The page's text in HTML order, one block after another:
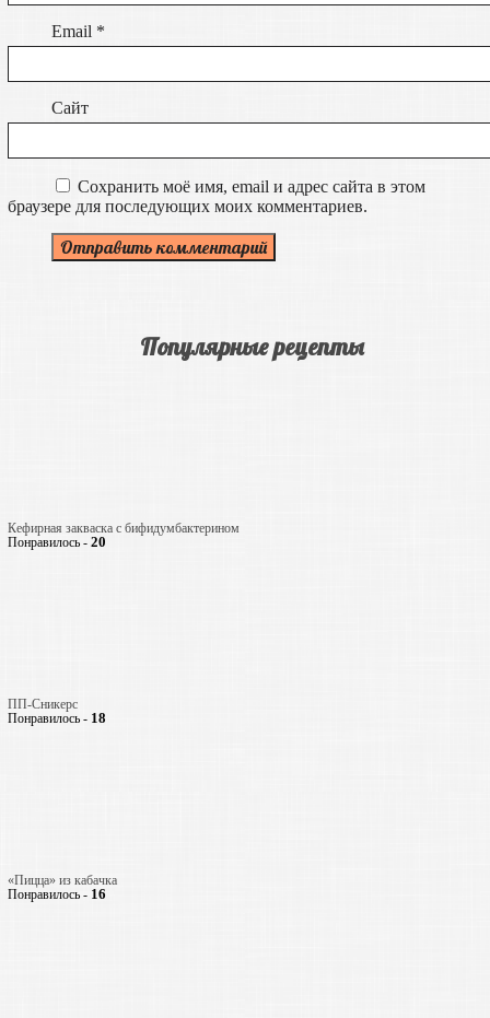
Email *
Сайт
Сохранить моё имя, email и адрес сайта в этом
браузере для последующих моих комментариев.
Популярные рецепты
Кефирная закваска с бифидумбактерином
Понравилось - 20
ПП-Сникерс
Понравилось - 18
«Пицца» из кабачка
Понравилось - 16